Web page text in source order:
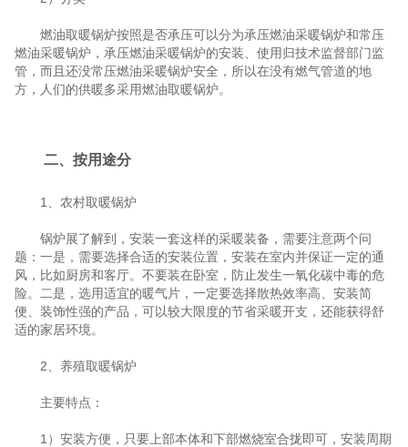
燃油取暖锅炉按照是否承压可以分为承压燃油采暖锅炉和常压
燃油采暖锅炉，承压燃油采暖锅炉的安装、使用归技术监督部门监
管，而且还没常压燃油采暖锅炉安全，所以在没有燃气管道的地
方，人们的供暖多采用燃油取暖锅炉。
二、按用途分
1、农村取暖锅炉
锅炉展了解到，安装一套这样的采暖装备，需要注意两个问
题：一是，需要选择合适的安装位置，安装在室内并保证一定的通
风，比如厨房和客厅。不要装在卧室，防止发生一氧化碳中毒的危
险。二是，选用适宜的暖气片，一定要选择散热效率高、安装简
便、装饰性强的产品，可以较大限度的节省采暖开支，还能获得舒
适的家居环境。
2、养殖取暖锅炉
主要特点：
1）安装方便，只要上部本体和下部燃烧室合拢即可，安装周期